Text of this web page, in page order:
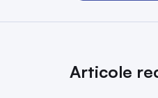
Articole